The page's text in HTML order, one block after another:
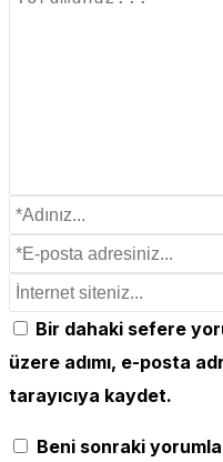
Bir dahaki sefere
üzere adımı, e-posta
tarayıcıya kaydet.
Beni sonraki